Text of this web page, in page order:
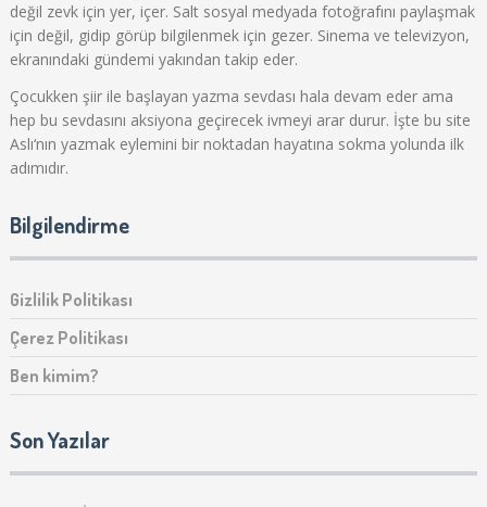
değil zevk için yer, içer. Salt sosyal medyada fotoğrafını paylaşmak
için değil, gidip görüp bilgilenmek için gezer. Sinema ve televizyon,
ekranındaki gündemi yakından takip eder.
Çocukken şiir ile başlayan yazma sevdası hala devam eder ama
hep bu sevdasını aksiyona geçirecek ivmeyi arar durur. İşte bu site
Aslı‘nın yazmak eylemini bir noktadan hayatına sokma yolunda ilk
adımıdır.
Bilgilendirme
Gizlilik Politikası
Çerez Politikası
Ben kimim?
Son Yazılar